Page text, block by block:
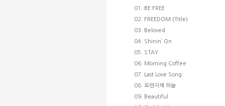
01. BE FREE
02. FREEDOM (Title)
03. Beloved
04. Shinin’ On
05. STAY
06. Morning Coffee
07. Last Love Song
08. 오렌지색 하늘
09. Beautiful